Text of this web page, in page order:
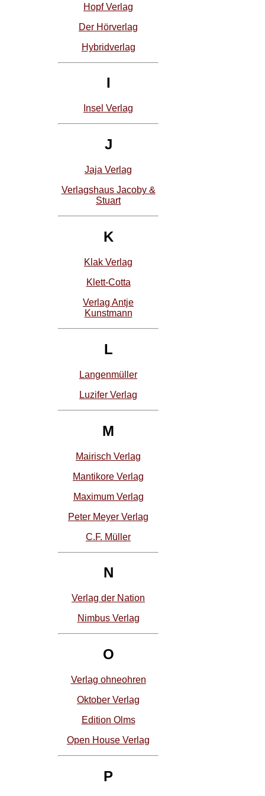
Hopf Verlag
Der Hörverlag
Hybridverlag
I
Insel Verlag
J
Jaja Verlag
Verlagshaus Jacoby &
Stuart
K
Klak Verlag
Klett-Cotta
Verlag Antje
Kunstmann
L
Langenmüller
Luzifer Verlag
M
Mairisch Verlag
Mantikore Verlag
Maximum Verlag
Peter Meyer Verlag
C.F. Müller
N
Verlag der Nation
Nimbus Verlag
O
Verlag ohneohren
Oktober Verlag
Edition Olms
Open House Verlag
P